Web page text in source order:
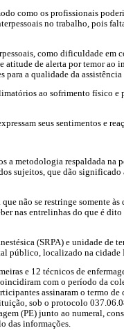
como os profissionais
no trabalho, pois
como dificuldade em
atitude de alerta por temor ao
para a qualidade da assistência
ao sofrimento físico
seus sentimentos e
a metodologia respaldada na
sujeitos, que dão significado
não se restringe somente às
nas entrelinhas do que é
(SRPA) e unidade de
público, localizado na cidade
e 12 técnicos de
com o período da
assinaram o termo
sob o protocolo
(PE) junto ao numeral,
das informações.